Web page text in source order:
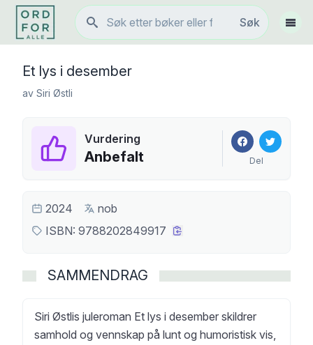
Søk
Søk
Vis
Et lys i desember
av Siri Østli
Vurdering
Anbefalt Del
2024
nob
ISBN: 9788202849917
SAMMENDRAG
Siri Østlis juleroman Et lys i desember skildrer
samhold og vennskap på lunt og humoristisk vis,